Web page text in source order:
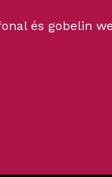
és gobelin